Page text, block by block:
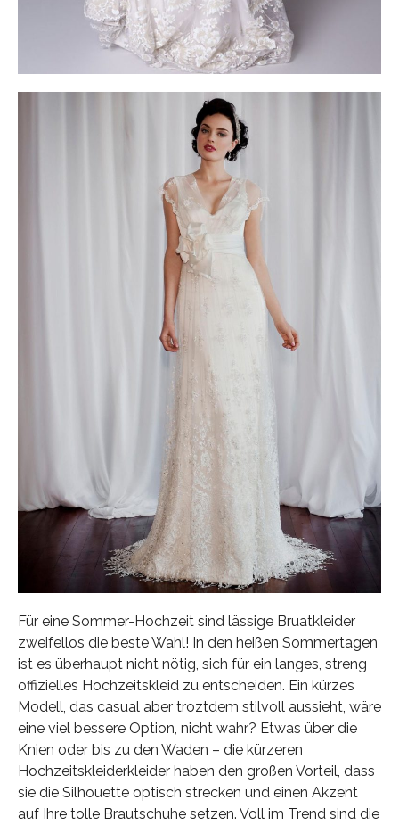
Für eine Sommer-Hochzeit sind lässige Bruatkleider
zweifellos die beste Wahl! In den heißen Sommertagen
ist es überhaupt nicht nötig, sich für ein langes, streng
offizielles Hochzeitskleid zu entscheiden. Ein kürzes
Modell, das casual aber troztdem stilvoll aussieht, wäre
eine viel bessere Option, nicht wahr? Etwas über die
Knien oder bis zu den Waden – die kürzeren
Hochzeitskleiderkleider haben den großen Vorteil, dass
sie die Silhouette optisch strecken und einen Akzent
auf Ihre tolle Brautschuhe setzen. Voll im Trend sind die